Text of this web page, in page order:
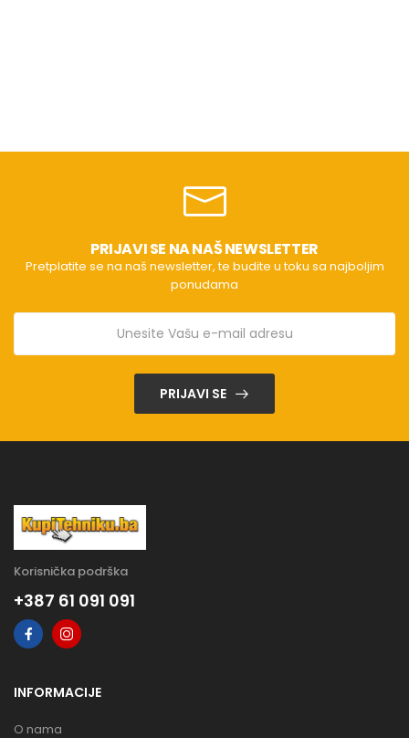
PRIJAVI SE NA NAŠ NEWSLETTER
Pretplatite se na naš newsletter, te budite u toku sa najboljim
ponudama
PRIJAVI SE
Korisnička podrška
+387 61 091 091
INFORMACIJE
O nama